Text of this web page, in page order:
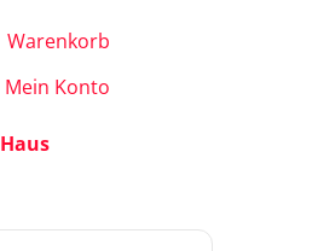
Warenkorb
Mein Konto
Haus